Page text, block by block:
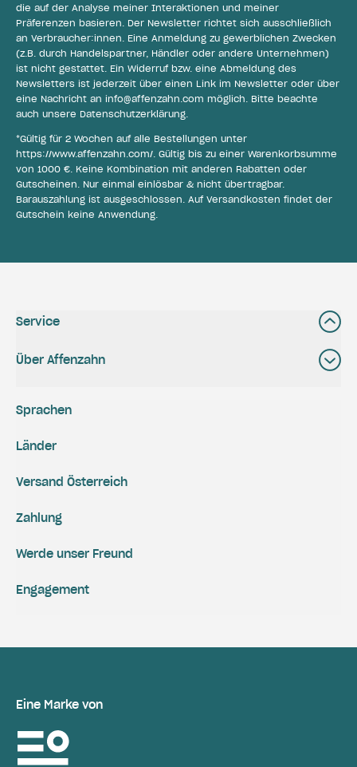
die auf der Analyse meiner Interaktionen und meiner
Präferenzen basieren. Der Newsletter richtet sich ausschließlich
an Verbraucher:innen. Eine Anmeldung zu gewerblichen Zwecken
(z.B. durch Handelspartner, Händler oder andere Unternehmen)
ist nicht gestattet. Ein Widerruf bzw. eine Abmeldung des
Newsletters ist jederzeit über einen Link im Newsletter oder über
eine Nachricht an info@affenzahn.com möglich. Bitte beachte
auch unsere Datenschutzerklärung.
*Gültig für 2 Wochen auf alle Bestellungen unter
https://www.affenzahn.com/. Gültig bis zu einer Warenkorbsumme
von 1000 €. Keine Kombination mit anderen Rabatten oder
Gutscheinen. Nur einmal einlösbar & nicht übertragbar.
Barauszahlung ist ausgeschlossen. Auf Versandkosten findet der
Gutschein keine Anwendung.
Service
Über Affenzahn
Versand Österreich
Zahlung
Engagement
Werde unser Freund
Sprachen
Länder
Eine Marke von